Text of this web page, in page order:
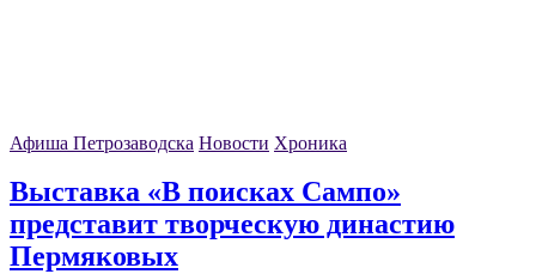
Афиша Петрозаводска Новости Хроника
Выставка «В поисках Сампо»
представит творческую династию
Пермяковых